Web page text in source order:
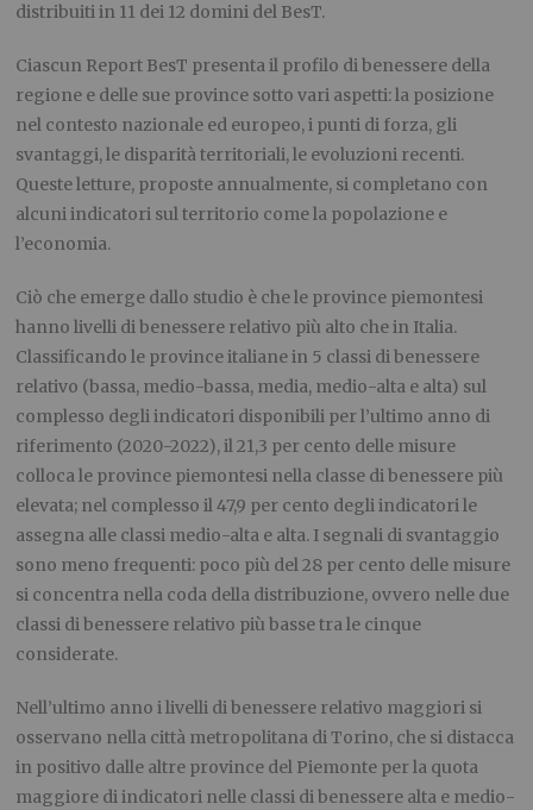
distribuiti in 11 dei 12 domini del BesT.
Ciascun Report BesT presenta il profilo di benessere della
regione e delle sue province sotto vari aspetti: la posizione
nel contesto nazionale ed europeo, i punti di forza, gli
svantaggi, le disparità territoriali, le evoluzioni recenti.
Queste letture, proposte annualmente, si completano con
alcuni indicatori sul territorio come la popolazione e
l’economia.
Ciò che emerge dallo studio è che le province piemontesi
hanno livelli di benessere relativo più alto che in Italia.
Classificando le province italiane in 5 classi di benessere
relativo (bassa, medio-bassa, media, medio-alta e alta) sul
complesso degli indicatori disponibili per l’ultimo anno di
riferimento (2020-2022), il 21,3 per cento delle misure
colloca le province piemontesi nella classe di benessere più
elevata; nel complesso il 47,9 per cento degli indicatori le
assegna alle classi medio-alta e alta. I segnali di svantaggio
sono meno frequenti: poco più del 28 per cento delle misure
si concentra nella coda della distribuzione, ovvero nelle due
classi di benessere relativo più basse tra le cinque
considerate.
Nell’ultimo anno i livelli di benessere relativo maggiori si
osservano nella città metropolitana di Torino, che si distacca
in positivo dalle altre province del Piemonte per la quota
maggiore di indicatori nelle classi di benessere alta e medio-